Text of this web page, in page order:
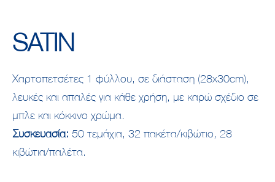
SATIN
Χαρτοπετσέτες 1 φύλλου, σε διάσταση (28x30cm),
λευκές και απαλές για κάθε χρήση, με καρώ σχέδιο σε
μπλε και κόκκινο χρώμα.
Συσκευασία: 50 τεμάχια, 32 πακέτα/κιβώτιο, 28
κιβώτια/παλέτα.